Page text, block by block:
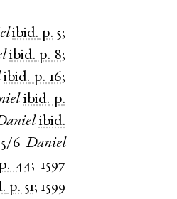
ibid. p. 5;
ibid. p. 8;
ibid. p. 16;
ibid. p.
ibid.
6 Daniel
p. 44; 1597
p. 51; 1599